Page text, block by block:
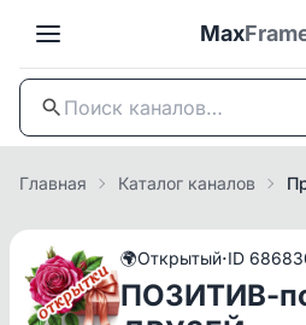
Max
Главная Каталог каналов
🌍Открытый·ID
ПОЗИТИВ-